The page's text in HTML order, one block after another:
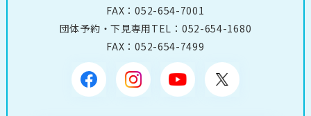
FAX：052-654-7001
団体予約・下見専用TEL： 052-654-1680
FAX：052-654-7499